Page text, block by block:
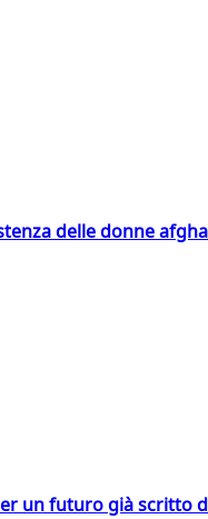
delle donne
un futuro già scritto